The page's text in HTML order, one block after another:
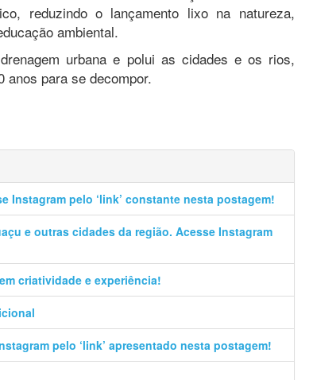
reduzindo o lançamento lixo na natureza,
ambiental.
urbana e polui as cidades e os rios,
anos para se decompor.
Instagram pelo ‘link’ constante nesta postagem!
e outras cidades da região. Acesse Instagram
criatividade e experiência!
pelo ‘link’ apresentado nesta postagem!